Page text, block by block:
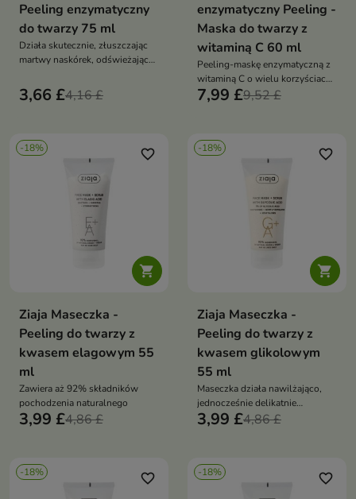
Peeling enzymatyczny
do twarzy 75 ml
Działa skutecznie, złuszczając
martwy naskórek, odświeżając
3,66 £4,16 £
enzymatyczny Peeling -
Maska do twarzy z
witaminą C 60 ml
Peeling-maskę enzymatyczną z
witaminą C o wielu korzyściach
dla skóry
7,99 £9,52 £
-18%

favorite_border
Ziaja Maseczka -
Peeling do twarzy z
kwasem elagowym 55
ml
Zawiera aż 92% składników
pochodzenia naturalnego
3,99 £4,86 £
-18%

favorite_border
Ziaja Maseczka -
Peeling do twarzy z
kwasem glikolowym
55 ml
Maseczka działa nawilżająco,
jednocześnie delikatnie
usuwając martwe komórki
3,99 £4,86 £
-18% favorite_border -18% favorite_border